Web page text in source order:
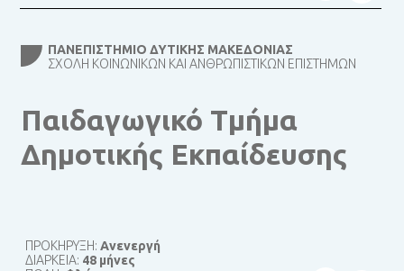
ΠΑΝΕΠΙΣΤΉΜΙΟ ΔΥΤΙΚΉΣ ΜΑΚΕΔΟΝΊΑΣ
ΣΧΟΛΉ ΚΟΙΝΩΝΙΚΏΝ ΚΑΙ ΑΝΘΡΩΠΙΣΤΙΚΏΝ ΕΠΙΣΤΗΜΏΝ
Παιδαγωγικό Tμήμα
Δημοτικής Εκπαίδευσης
ΠΡΟΚΗΡΥΞΗ:Ανενεργή
ΔΙΑΡΚΕΙΑ: 48 μήνες